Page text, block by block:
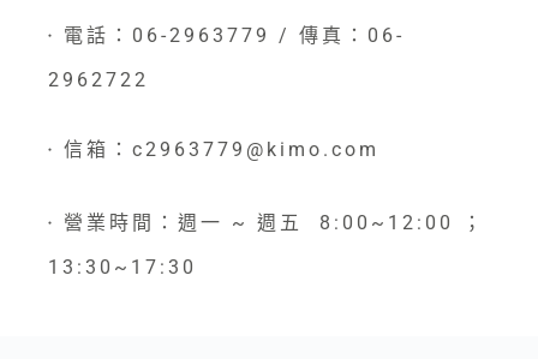
●
電話：06-2963779 / 傳真：06-
2962722
● 信箱：c2963779@kimo.com
●
營業時間：週一 ~ 週五 8:00~12:00 ；
13:30~17:30